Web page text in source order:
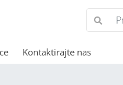
Kontaktirajte nas